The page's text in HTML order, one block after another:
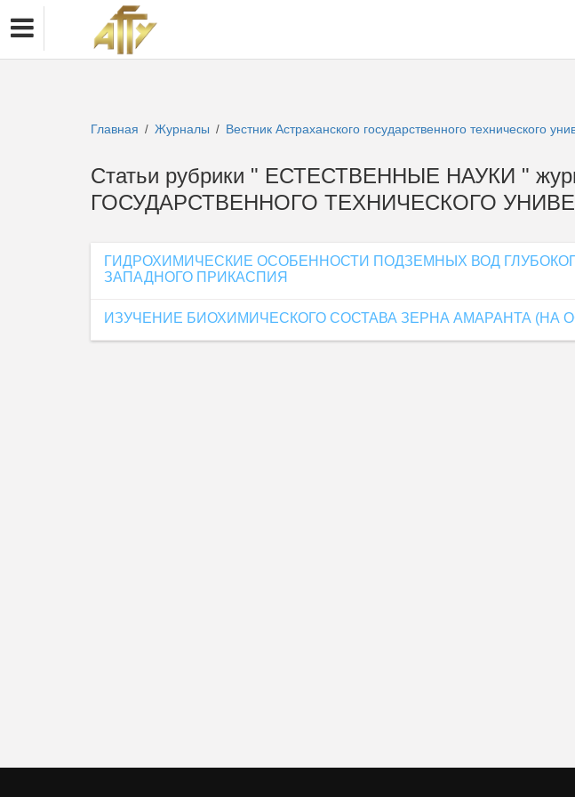
Главная / Журналы / Вестник Астраханского государственного технического
Статьи рубрики " ЕСТЕСТВЕННЫЕ НАУКИ "
ГОСУДАРСТВЕННОГО ТЕХНИЧЕСКОГО
ГИДРОХИМИЧЕСКИЕ ОСОБЕННОСТИ ПОДЗЕМНЫХ ВОД
ЗАПАДНОГО ПРИКАСПИЯ
ИЗУЧЕНИЕ БИОХИМИЧЕСКОГО СОСТАВА ЗЕРНА АМАРАНТА (НА